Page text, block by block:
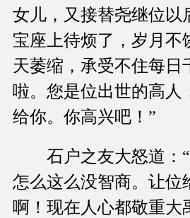
女儿，又接替尧继位以
宝座上待烦了，岁月不
天萎缩，承受不住每日
啦。您是位出世的高人
给你。你高兴吧！”
石户之友大怒道：“
怎么这么没智商。让位
啊！现在人心都敬重大